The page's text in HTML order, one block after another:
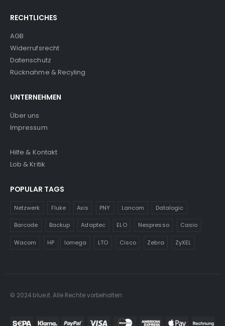
RECHTLICHES
AGB
Widerrufsrecht
Datenschutz
Rücknahme & Recyling
UNTERNEHMEN
Über uns
Impressum
Hilfe & Kontakt
Lob & Kritik
POPULAR TAGS
Netzwerk Fluke Axis PNY Lancom Datalogic
Barcode Backup Adaptec ELO Nespresso Casio
Wacom HP Iomega LTO Cisco Zebra ZyXEL
© 2024 blue.it. Alle Rechte vorbehalten.